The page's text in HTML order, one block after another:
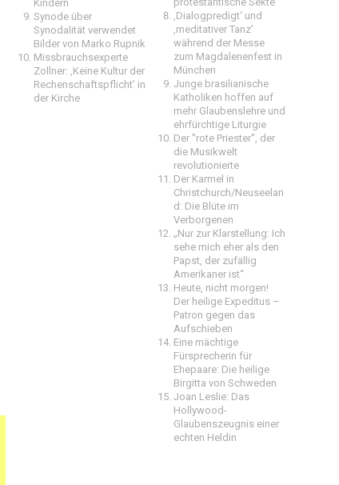
Kindern
Synode über
Synodalität verwendet
Bilder von Marko Rupnik
Missbrauchsexperte
Zollner: ‚Keine Kultur der
Rechenschaftspflicht’ in
der Kirche
‚Dialogpredigt‘ und
‚meditativer Tanz’
während der Messe
zum Magdalenenfest in
München
Junge brasilianische
Katholiken hoffen auf
mehr Glaubenslehre und
ehrfürchtige Liturgie
Der "rote Priester", der
die Musikwelt
revolutionierte
Der Karmel in
Christchurch/Neuseelan
d: Die Blüte im
Verborgenen
„Nur zur Klarstellung: Ich
sehe mich eher als den
Papst, der zufällig
Amerikaner ist“
Heute, nicht morgen!
Der heilige Expeditus –
Patron gegen das
Aufschieben
Eine mächtige
Fürsprecherin für
Ehepaare: Die heilige
Birgitta von Schweden
Joan Leslie: Das
Hollywood-
Glaubenszeugnis einer
echten Heldin